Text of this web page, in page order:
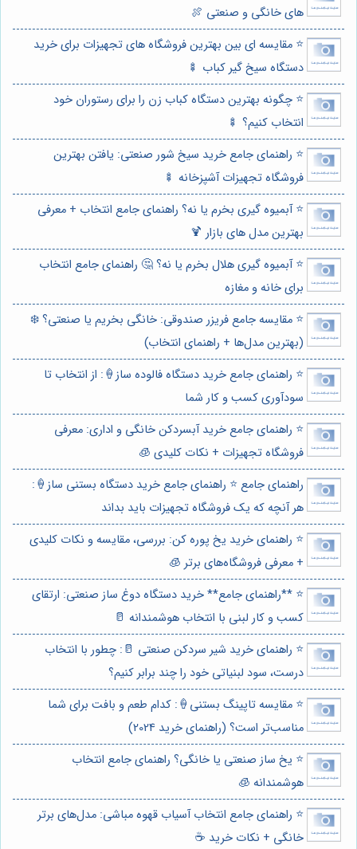
های خانگی و صنعتی 🍖
⭐️ مقایسه ای بین بهترین فروشگاه های تجهیزات برای خرید
دستگاه سیخ گیر کباب 🍢
⭐️ چگونه بهترین دستگاه کباب زن را برای رستوران خود
انتخاب کنیم؟ 🍢
⭐️ راهنمای جامع خرید سیخ شور صنعتی: یافتن بهترین
فروشگاه تجهیزات آشپزخانه 🍢
⭐️ آبمیوه گیری بخرم یا نه؟ راهنمای جامع انتخاب + معرفی
بهترین مدل های بازار 🍹
⭐️ آبمیوه گیری هلال بخرم یا نه؟ 🤔 راهنمای جامع انتخاب
برای خانه و مغازه
⭐️ مقایسه جامع فریزر صندوقی: خانگی بخریم یا صنعتی؟ ❄️
(بهترین مدل‌ها + راهنمای انتخاب)
⭐️ راهنمای جامع خرید دستگاه فالوده ساز🍦: از انتخاب تا
سودآوری کسب و کار شما
⭐️ راهنمای جامع خرید آبسردکن خانگی و اداری: معرفی
فروشگاه تجهیزات + نکات کلیدی 🧊
راهنمای جامع ⭐️ راهنمای جامع خرید دستگاه بستنی ساز🍦:
هر آنچه که یک فروشگاه تجهیزات باید بداند
⭐️ راهنمای خرید یخ پوره کن: بررسی، مقایسه و نکات کلیدی
+ معرفی فروشگاه‌های برتر 🧊
⭐️ **راهنمای جامع** خرید دستگاه دوغ ساز صنعتی: ارتقای
کسب و کار لبنی با انتخاب هوشمندانه 🥛
⭐️ راهنمای خرید شیر سردکن صنعتی 🥛: چطور با انتخاب
درست، سود لبنیاتی خود را چند برابر کنیم؟
⭐️ مقایسه تاپینگ بستنی🍦: کدام طعم و بافت برای شما
مناسب‌تر است؟ (راهنمای خرید 2024)
⭐️ یخ ساز صنعتی یا خانگی؟ راهنمای جامع انتخاب
هوشمندانه 🧊
⭐️ راهنمای جامع انتخاب آسیاب قهوه مباشی: مدل‌های برتر
خانگی + نکات خرید ☕